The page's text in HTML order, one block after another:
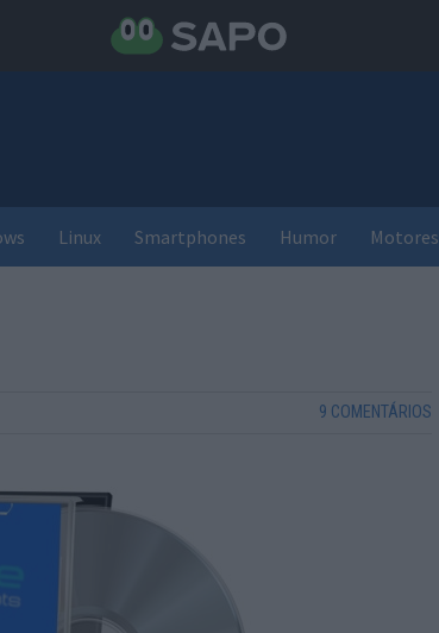
Linux Smartphones Humor Motores
9 COMENTÁRIOS